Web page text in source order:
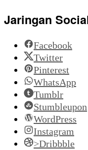
Jaringan
Facebook
Twitter
Pinterest
WhatsApp
Tumblr
Stumbleupon
WordPress
Instagram
>Dribbble